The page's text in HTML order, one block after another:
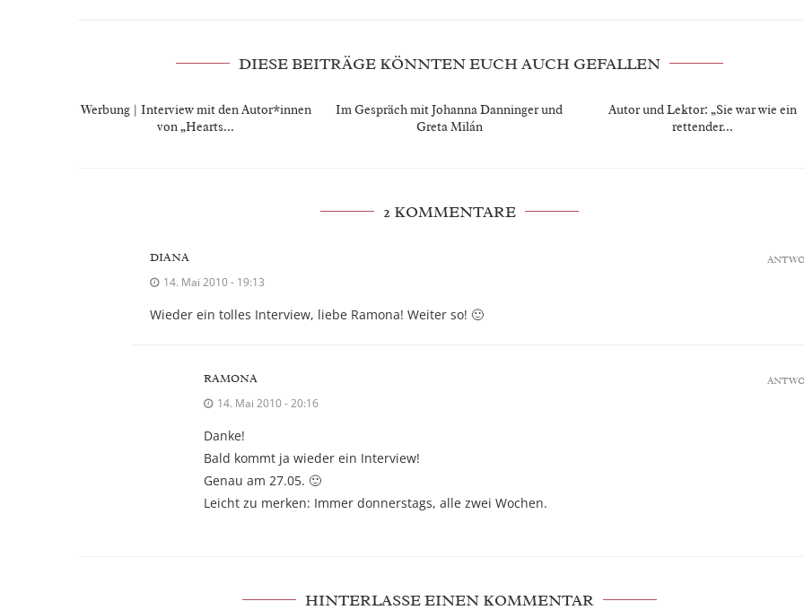
DIESE BEITRÄGE KÖNNTEN EUCH AUCH GEFALLEN
Werbung | Interview mit den Autor*innen
von „Hearts...
Im Gespräch mit Johanna Danninger und
Greta Milán
Autor und Lektor: „Sie war wie ein
rettender...
2 KOMMENTARE
DIANA
14. Mai 2010 - 19:13
Wieder ein tolles Interview, liebe Ramona! Weiter so! 🙂
RAMONA
14. Mai 2010 - 20:16
Danke!
Bald kommt ja wieder ein Interview!
Genau am 27.05. 🙂
Leicht zu merken: Immer donnerstags, alle zwei Wochen.
HINTERLASSE EINEN KOMMENTAR